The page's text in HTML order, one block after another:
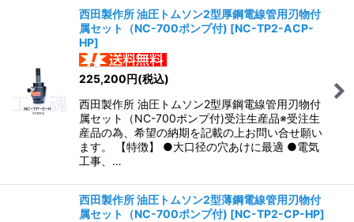
西田製作所 油圧トムソン2型厚鋼電線管用刃物付
属セット（NC-700ポンプ付) [NC-TP2-ACP-
HP]
225,200円(税込)
西田製作所 油圧トムソン2型厚鋼電線管用刃物付
属セット（NC-700ポンプ付)受注生産品※受注生
産品の為、希望の納期を記載の上お問い合せ願い
ます。 【特徴】 ●大口径の穴あけに最適 ●電気
工事、…
西田製作所 油圧トムソン2型薄鋼電線管用刃物付
属セット（NC-700ポンプ付) [NC-TP2-CP-HP]